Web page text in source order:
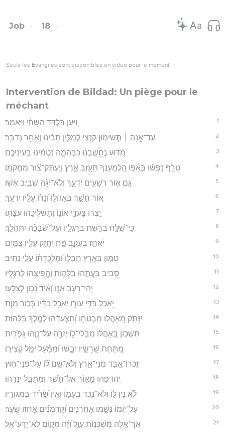
Job 18
Seuls les Évangiles sont disponibles en vidéo pour le moment.
Intervention de Bildad: Un piège pour le
méchant
1 וַ֭יַּעַן בִּלְדַּ֥ד הַשֻּׁחִ֗י וַיֹּאמַֽר׃
2 עַד־אָ֤נָה ׀ תְּשִׂימ֣וּן קִנְצֵ֣י לְמִלִּ֑ין תָּ֝בִ֗ינוּ וְאַחַ֥ר נְדַבֵּֽר׃
3 מַ֭דּוּעַ נֶחְשַׁ֣בְנוּ כַבְּהֵמָ֑ה נִ֝טְמִ֗ינוּ בְּעֵינֵיכֶֽם׃
4 טֹֽרֵ֥ף נַפְשׁ֗וֹ בְּאַ֫פּ֥וֹ הַ֭לְמַעַנְךָ תֵּעָ֣זַב אָ֑רֶץ וְיֶעְתַּק־צ֝֗וּר מִמְּקֹמֽוֹ׃
5 גַּ֤ם א֣וֹר רְשָׁעִ֣ים יִדְעָ֑ךְ וְלֹֽא־יִ֝גַּ֗הּ שְׁבִ֣יב אִשּֽׁוֹ׃
6 א֭וֹר חָשַׁ֣ךְ בְּאָהֳל֑וֹ וְ֝נֵר֗וֹ עָלָ֥יו יִדְעָֽךְ׃
7 יֵֽ֭צְרוּ צַעֲדֵ֣י אוֹנ֑וֹ וְֽתַשְׁלִיכֵ֥הוּ עֲצָתֽוֹ׃
8 כִּֽי־שֻׁלַּ֣ח בְּרֶ֣שֶׁת בְּרַגְלָ֑יו וְעַל־שְׂ֝בָכָ֗ה יִתְהַלָּֽךְ׃
9 יֹאחֵ֣ז בְּעָקֵ֣ב פָּ֑ח יַחֲזֵ֖ק עָלָ֣יו צַמִּֽים׃
10 טָמ֣וּן בָּאָ֣רֶץ חַבְל֑וֹ וּ֝מַלְכֻּדְתּ֗וֹ עֲלֵ֣י נָתִֽיב׃
11 סָ֭בִיב בִּֽעֲתֻ֣הוּ בַלָּה֑וֹת וֶהֱפִיצֻ֥הוּ לְרַגְלָֽיו׃
12 יְהִי־רָעֵ֥ב אֹנ֑וֹ וְ֝אֵ֗יד נָכ֥וֹן לְצַלְעֽוֹ׃
13 יֹ֭אכַל בַּדֵּ֣י עוֹר֑וֹ יֹאכַ֥ל בַּ֝דָּ֗יו בְּכ֣וֹר מָֽוֶת׃
14 יִנָּתֵ֣ק מֵ֭אָהֳלוֹ מִבְטַח֑וֹ וְ֝תַצְעִדֵ֗הוּ לְמֶ֣לֶךְ בַּלָּהֽוֹת׃
15 תִּשְׁכּ֣וֹן בְּ֭אָהֳלוֹ מִבְּלִי־ל֑וֹ יְזֹרֶ֖ה עַל־נָוֵ֣הוּ גָפְרִֽית׃
16 מִ֭תַּחַת שָֽׁרָשָׁ֣יו יִבָ֑שׁוּ וּ֝מִמַּ֗עַל יִמַּ֥ל קְצִירֽוֹ׃
17 זִֽכְרוֹ־אָ֭בַד מִנִּי־אָ֑רֶץ וְלֹא־שֵׁ֥ם ל֝֗וֹ עַל־פְּנֵי־חֽוּץ׃
18 יֶ֭הְדְּפֻהוּ מֵא֣וֹר אֶל־חֹ֑שֶׁךְ וּֽמִתֵּבֵ֥ל יְנִדֻּֽהוּ׃
19 לֹ֘א נִ֤ין ל֣וֹ וְלֹא־נֶ֣כֶד בְּעַמּ֑וֹ וְאֵ֥ין שָׂ֝רִ֗יד בִּמְגוּרָֽיו׃
20 עַל־י֭וֹמוֹ נָשַׁ֣מּוּ אַחֲרֹנִ֑ים וְ֝קַדְמֹנִ֗ים אָ֣חֲזוּ שָֽׂעַר׃
21 אַךְ־אֵ֭לֶּה מִשְׁכְּנ֣וֹת עַוָּ֑ל וְ֝זֶ֗ה מְק֣וֹם לֹא־יָדַֽע־אֵֽל׃